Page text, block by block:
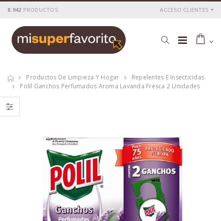
8.942 PRODUCTOS ACCESO CLIENTES
Productos De Limpieza Y Hogar
Repelentes E Insecticidas
Polil Ganchos Perfumados Aroma Lavanda Fresca 2 Unidades
Mr. Forza limpia
hornos spray
300ml
recioSocio: 5,58€
recioH abitual: 7,25€
Polil trampa
antipolillas 2+1
unidades
PrecioSocio: 5,05€
recioHabitual: 6,20€